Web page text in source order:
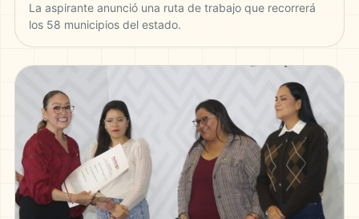
La aspirante anunció una ruta de trabajo que recorrerá
los 58 municipios del estado.